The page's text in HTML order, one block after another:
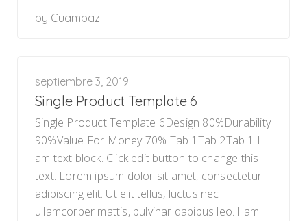
by Cuambaz
septiembre 3, 2019
Single Product Template 6
Single Product Template 6Design 80%Durability
90%Value For Money 70% Tab 1Tab 2Tab 1 I
am text block. Click edit button to change this
text. Lorem ipsum dolor sit amet, consectetur
adipiscing elit. Ut elit tellus, luctus nec
ullamcorper mattis, pulvinar dapibus leo. I am